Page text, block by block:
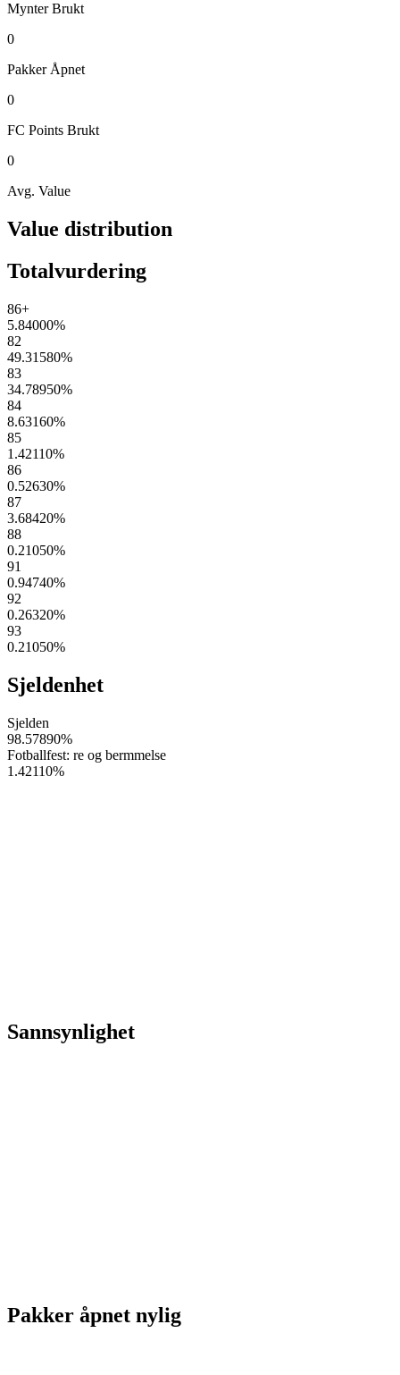
Mynter Brukt
0
Pakker Åpnet
0
FC Points Brukt
0
Avg. Value
Value distribution
Totalvurdering
86+
5.84000%
82
49.31580%
83
34.78950%
84
8.63160%
85
1.42110%
86
0.52630%
87
3.68420%
88
0.21050%
91
0.94740%
92
0.26320%
93
0.21050%
Sjeldenhet
Sjelden
98.57890%
Fotballfest: re og bermmelse
1.42110%
Sannsynlighet
Pakker åpnet nylig